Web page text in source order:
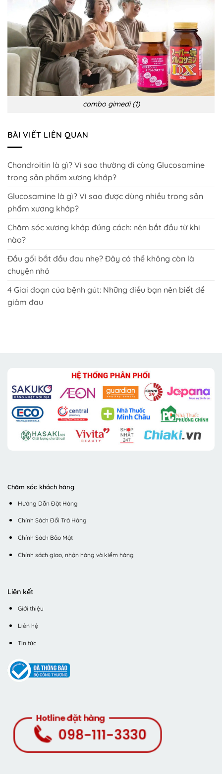
combo gimedi (1)
BÀI VIẾT LIÊN QUAN
Chondroitin là gì? Vì sao thường đi cùng Glucosamine
trong sản phẩm xương khớp?
Glucosamine là gì? Vì sao được dùng nhiều trong sản
phẩm xương khớp?
Chăm sóc xương khớp đúng cách: nên bắt đầu từ khi
nào?
Đầu gối bắt đầu đau nhẹ? Đây có thể không còn là
chuyện nhỏ
4 Giai đoạn của bệnh gút: Những điều bạn nên biết để
giảm đau
Chăm sóc khách hàng
Hướng Dẫn Đặt Hàng
Chính Sách Đổi Trả Hàng
Chính Sách Bảo Mật
Chính sách giao, nhận hàng và kiểm hàng
Liên kết
Giới thiệu
Liên hệ
Tin tức